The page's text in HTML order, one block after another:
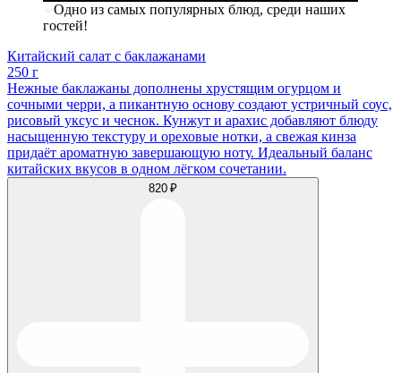
Одно из самых популярных блюд, среди наших
гостей!
Китайский салат с баклажанами
250 г
Нежные баклажаны дополнены хрустящим огурцом и
сочными черри, а пикантную основу создают устричный соус,
рисовый уксус и чеснок. Кунжут и арахис добавляют блюду
насыщенную текстуру и ореховые нотки, а свежая кинза
придаёт ароматную завершающую ноту. Идеальный баланс
китайских вкусов в одном лёгком сочетании.
820 ₽